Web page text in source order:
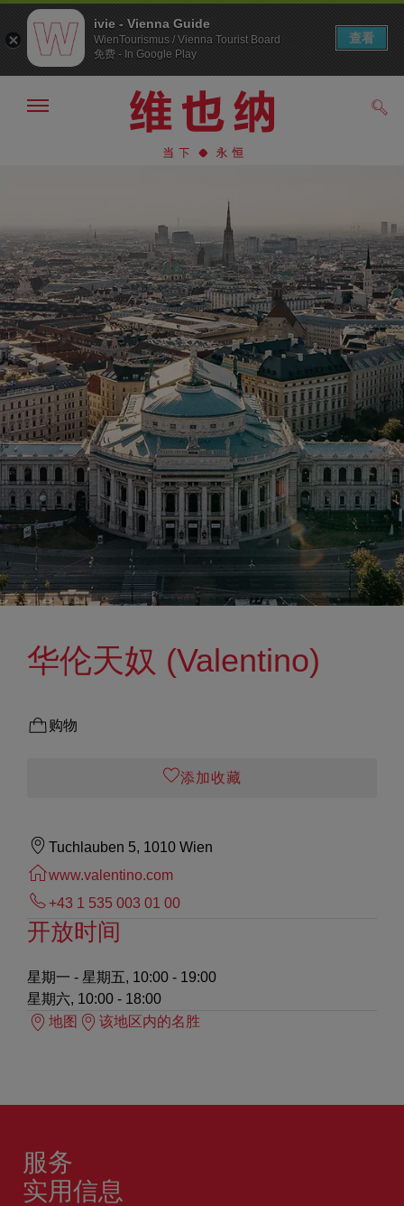
显
华伦天奴 (Valentino)
购物
添加收藏
Tuchlauben 5, 1010 Wien
www.valentino.com
+43 1 535 003 01 00
开放时间
星期一 - 星期五, 10:00 - 19:00
星期六, 10:00 - 18:00
地图
该地区内的名胜
服务
实用信息
ivie - Vienna Guide
WienTourismus / Vienna Tourist Board
免费 - In Google Play
查看